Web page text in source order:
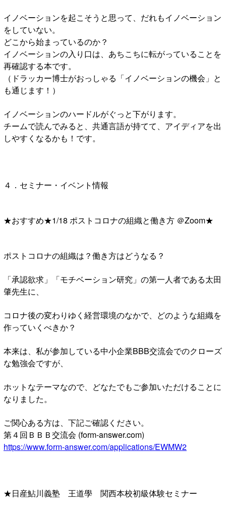
イノベーションを起こそうと思って、だれもイノベーション
をしていない。
どこから始まっているのか？
イノベーションの入り口は、あちこちに転がっていることを
再確認する本です。
（ドラッカー博士がおっしゃる「イノベーションの機会」と
も通じます！）
イノベーションのハードルがぐっと下がります。
チームで読んでみると、共通言語が持てて、アイディアを出
しやすくなるかも！です。
４．セミナー・イベント情報
★おすすめ★1/18 ポストコロナの組織と働き方 ＠Zoom★
ポストコロナの組織は？働き方はどうなる？
「承認欲求」「モチベーション研究」の第一人者である太田
肇先生に、
コロナ後の変わりゆく経営環境のなかで、どのような組織を
作っていくべきか？
本来は、私が参加している中小企業BBB交流会でのクローズ
な勉強会ですが、
ホットなテーマなので、どなたでもご参加いただけることに
なりました。
ご関心ある方は、下記ご確認ください。
第４回ＢＢＢ交流会 (form-answer.com)
https://www.form-answer.com/applications/EWMW2
★日産鮎川義塾 王道學 関西本校初級体験セミナー